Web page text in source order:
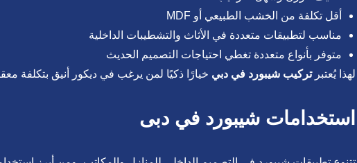
أقل تكلفة من الخشب الطبيعي أو MDF
مناسب لتطبيقات متعددة في الأثاث والتشطيبات الداخلية
متوفر بأنواع متعددة تغطي احتياجات التصميم الحديث
لهذا يُعتبرتركيب شيبورد في دبي خيارًا ذكيًا لمن يرغب في ديكور أنيق بتكلفة
استخدامات شيبورد في دبى